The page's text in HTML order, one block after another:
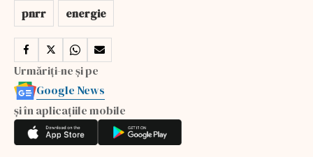
pnrr energie
Urmăriți-ne și pe
Google News
și în aplicațiile mobile